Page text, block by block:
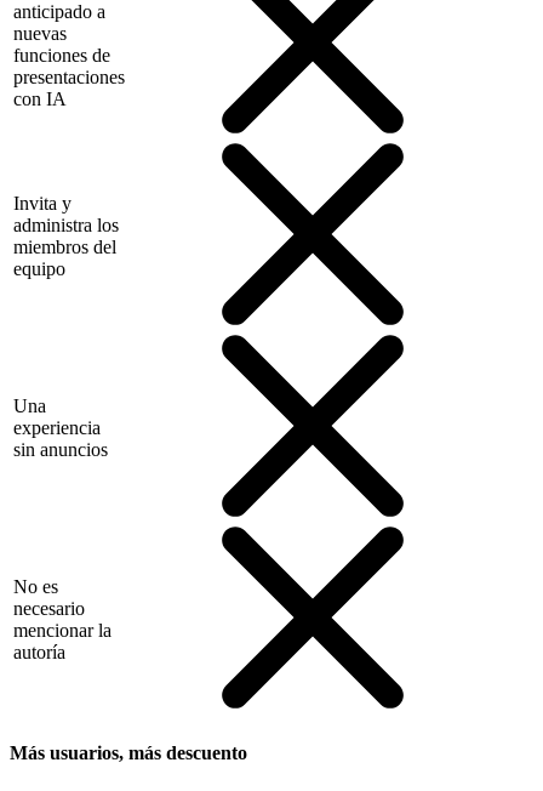
anticipado a
nuevas
funciones de
presentaciones
con IA
Invita y
administra los
miembros del
equipo
Una
experiencia
sin anuncios
No es
necesario
mencionar la
autoría
Más usuarios, más descuento